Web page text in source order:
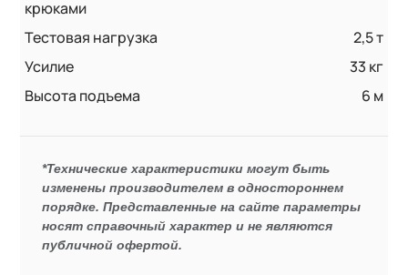
крюками
Тестовая нагрузка
2,5 т
Усилие
33 кг
Высота подъема
6 м
*Технические характеристики могут быть
изменены производителем в одностороннем
порядке. Представленные на сайте параметры
носят справочный характер и не являются
публичной офертой.